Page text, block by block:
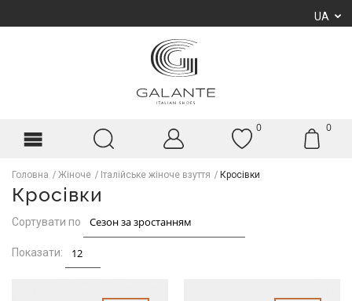
UA
0 0
Головна Жіноче Італійське жіноче взуття Кросівки
Кросівки
Сортувати по
Показати: